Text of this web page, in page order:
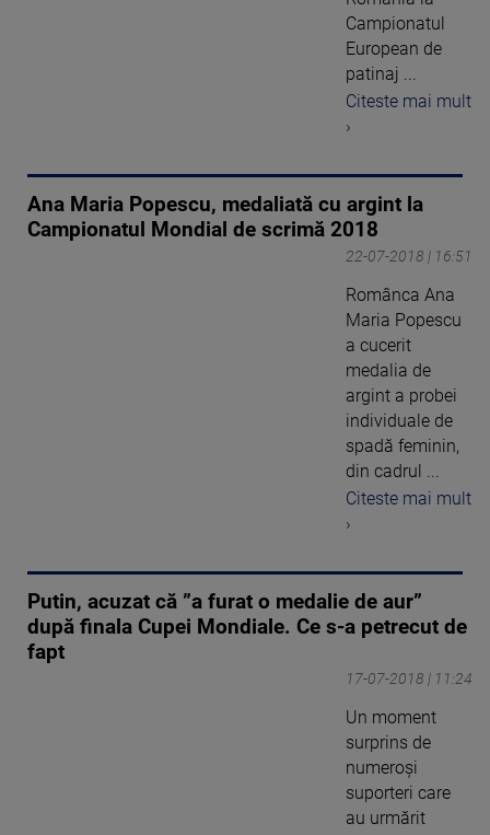
Campionatul
European de
patinaj ...
Citeste mai mult
›
Ana Maria Popescu, medaliată cu argint la
Campionatul Mondial de scrimă 2018
22-07-2018 | 16:51
Românca Ana
Maria Popescu
a cucerit
medalia de
argint a probei
individuale de
spadă feminin,
din cadrul ...
Citeste mai mult
›
Putin, acuzat că ”a furat o medalie de aur”
după finala Cupei Mondiale. Ce s-a petrecut de
fapt
17-07-2018 | 11:24
Un moment
surprins de
numeroși
suporteri care
au urmărit